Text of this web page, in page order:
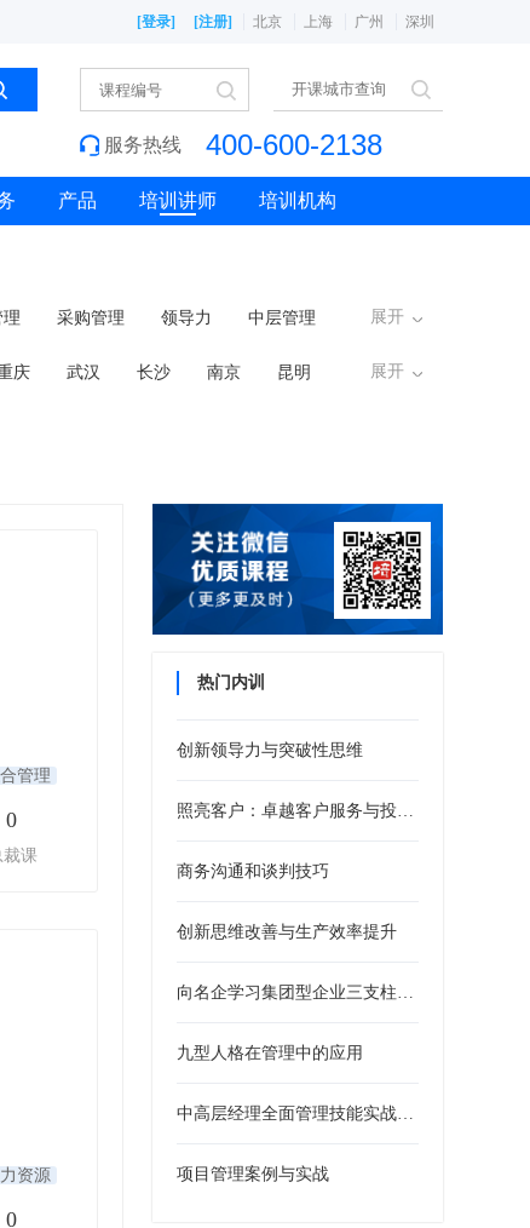
[登录] [注册] 北京 上海 广州 深圳
服务热线 400-600-2138
产品 培训讲师 培训机构
采购管理 领导力
中层管理
展开
庆 武汉 长沙 南京
昆明
展开
管理
0
裁课
资源
0
热门内训
创新领导力与突破性思维
照亮客户：卓越客户服务与投诉处理培训
商务沟通和谈判技巧
创新思维改善与生产效率提升
向名企学习集团型企业三支柱人力资源管控模式
九型人格在管理中的应用
中高层经理全面管理技能实战训练
项目管理案例与实战